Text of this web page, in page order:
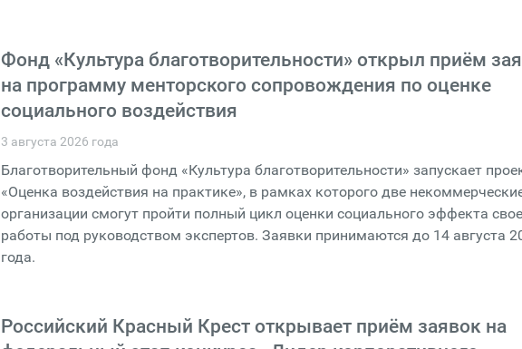
Фонд «Культура благотворительности» открыл приём
на программу менторского сопровождения по оценке
социального воздействия
3 августа 2026 года
Благотворительный фонд «Культура благотворительности» запускает
«Оценка воздействия на практике», в рамках которого две
организации смогут пройти полный цикл оценки социального эффекта
работы под руководством экспертов. Заявки принимаются до 14 августа
года.
Российский Красный Крест открывает приём заявок на